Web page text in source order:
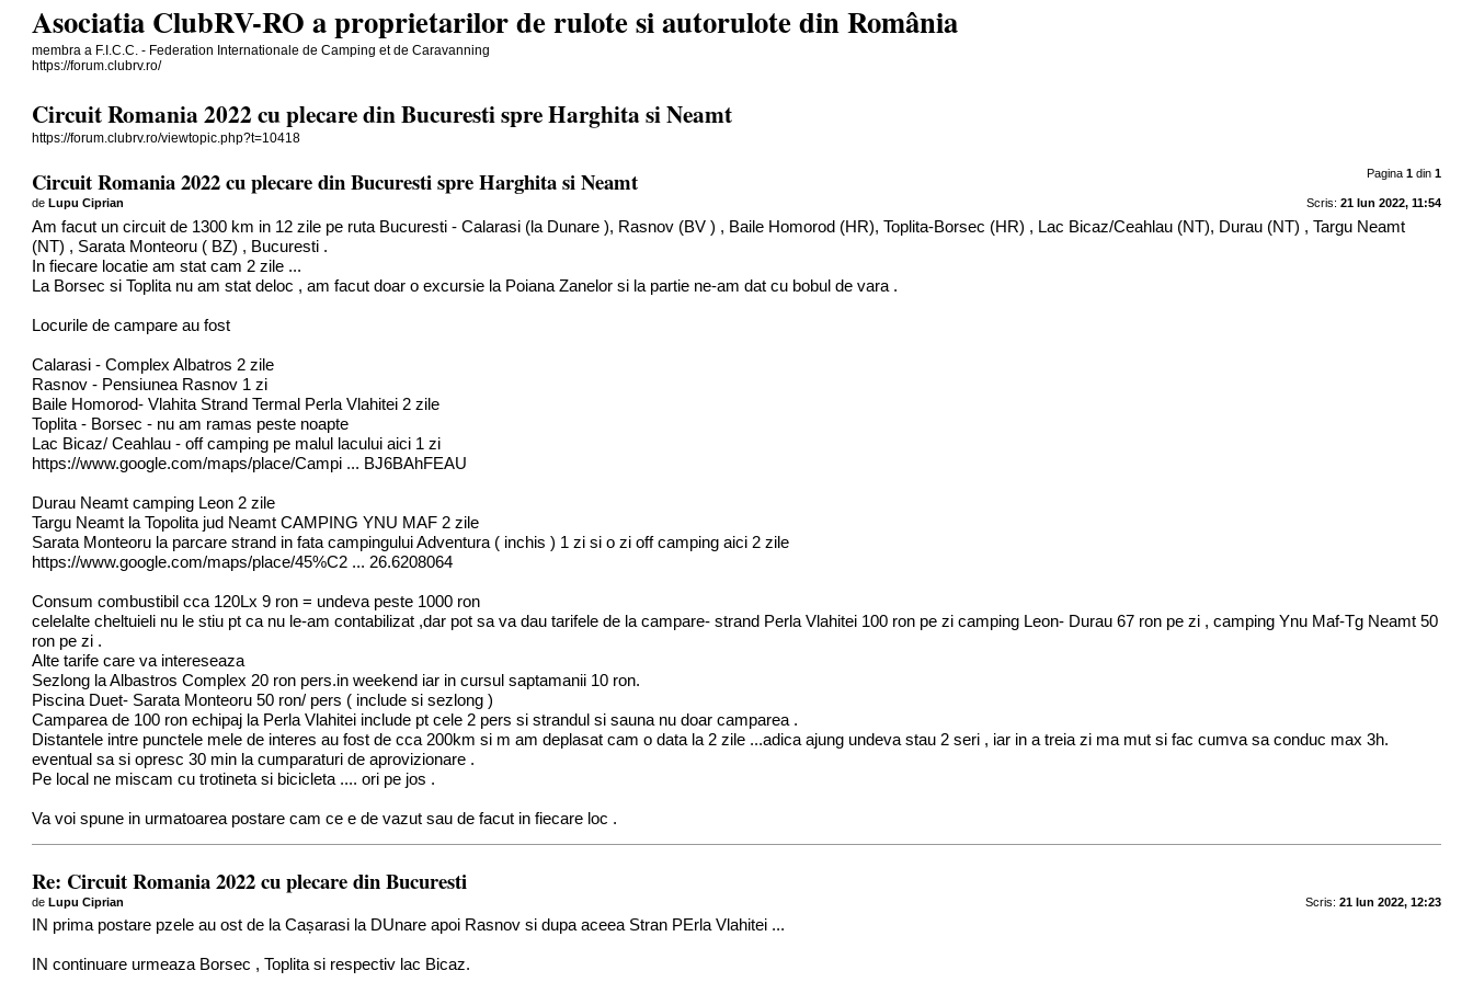
Asociatia ClubRV-RO a proprietarilor de rulote si autorulote din România
membra a F.I.C.C. - Federation Internationale de Camping et de Caravanning
https://forum.clubrv.ro/
Circuit Romania 2022 cu plecare din Bucuresti spre Harghita si Neamt
https://forum.clubrv.ro/viewtopic.php?t=10418
Pagina 1din 1
Circuit Romania 2022 cu plecare din Bucuresti spre Harghita si Neamt
Scris: 21 Iun 2022, 11:54
deLupu Ciprian
Am facut un circuit de 1300 km in 12 zile pe ruta Bucuresti - Calarasi (la Dunare ), Rasnov (BV ) , Baile Homorod (HR), Toplita-Borsec (HR) , Lac Bicaz/Ceahlau (NT), Durau (NT) , Targu Neamt
(NT) , Sarata Monteoru ( BZ) , Bucuresti .
In fiecare locatie am stat cam 2 zile ...
La Borsec si Toplita nu am stat deloc , am facut doar o excursie la Poiana Zanelor si la partie ne-am dat cu bobul de vara .
Locurile de campare au fost
Calarasi - Complex Albatros 2 zile
Rasnov - Pensiunea Rasnov 1 zi
Baile Homorod- Vlahita Strand Termal Perla Vlahitei 2 zile
Toplita - Borsec - nu am ramas peste noapte
Lac Bicaz/ Ceahlau - off camping pe malul lacului aici 1 zi
https://www.google.com/maps/place/Campi ... BJ6BAhFEAU
Durau Neamt camping Leon 2 zile
Targu Neamt la Topolita jud Neamt CAMPING YNU MAF 2 zile
Sarata Monteoru la parcare strand in fata campingului Adventura ( inchis ) 1 zi si o zi off camping aici 2 zile
https://www.google.com/maps/place/45%C2 ... 26.6208064
Consum combustibil cca 120Lx 9 ron = undeva peste 1000 ron
celelalte cheltuieli nu le stiu pt ca nu le-am contabilizat ,dar pot sa va dau tarifele de la campare- strand Perla Vlahitei 100 ron pe zi camping Leon- Durau 67 ron pe zi , camping Ynu Maf-Tg Neamt 50
ron pe zi .
Alte tarife care va intereseaza
Sezlong la Albastros Complex 20 ron pers.in weekend iar in cursul saptamanii 10 ron.
Piscina Duet- Sarata Monteoru 50 ron/ pers ( include si sezlong )
Camparea de 100 ron echipaj la Perla Vlahitei include pt cele 2 pers si strandul si sauna nu doar camparea .
Distantele intre punctele mele de interes au fost de cca 200km si m am deplasat cam o data la 2 zile ...adica ajung undeva stau 2 seri , iar in a treia zi ma mut si fac cumva sa conduc max 3h.
eventual sa si opresc 30 min la cumparaturi de aprovizionare .
Pe local ne miscam cu trotineta si bicicleta .... ori pe jos .
Va voi spune in urmatoarea postare cam ce e de vazut sau de facut in fiecare loc .
Re: Circuit Romania 2022 cu plecare din Bucuresti
Scris: 21 Iun 2022, 12:23
deLupu Ciprian
IN prima postare pzele au ost de la Cașarasi la DUnare apoi Rasnov si dupa aceea Stran PErla Vlahitei ...
IN continuare urmeaza Borsec , Toplita si respectiv lac Bicaz.